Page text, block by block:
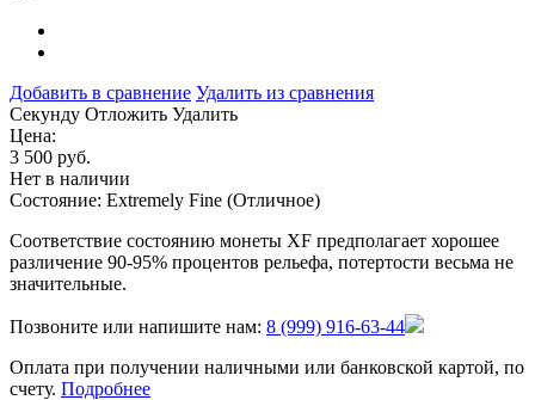
Добавить в сравнение Удалить из сравнения
Cекунду Отложить Удалить
Цена:
3 500 руб.
Нет в наличии
Состояние: Extremely Fine (Отличное)
Соответствие состоянию монеты XF предполагает хорошее
различение 90-95% процентов рельефа, потертости весьма не
значительные.
Позвоните или напишите нам: 8 (999) 916-63-44
Оплата при получении наличными или банковской картой, по
счету. Подробнее